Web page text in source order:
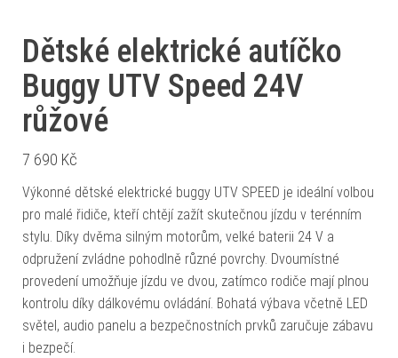
Dětské elektrické autíčko
Buggy UTV Speed 24V
růžové
7 690 Kč
Výkonné dětské elektrické buggy UTV SPEED je ideální volbou
pro malé řidiče, kteří chtějí zažít skutečnou jízdu v terénním
stylu. Díky dvěma silným motorům, velké baterii 24 V a
odpružení zvládne pohodlně různé povrchy. Dvoumístné
provedení umožňuje jízdu ve dvou, zatímco rodiče mají plnou
kontrolu díky dálkovému ovládání. Bohatá výbava včetně LED
světel, audio panelu a bezpečnostních prvků zaručuje zábavu
i bezpečí.